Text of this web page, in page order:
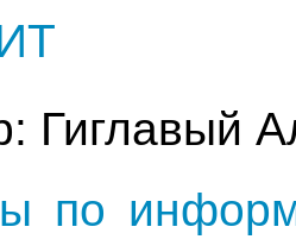
Гиглавый
по